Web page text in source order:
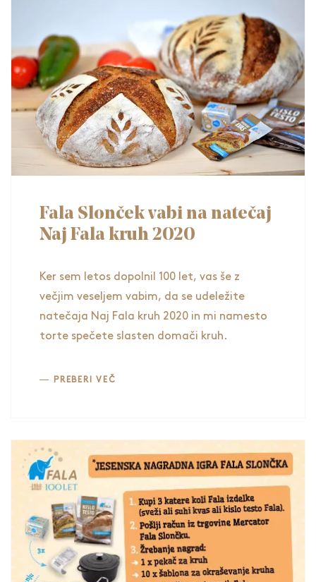
Fala Slonček vabi na natečaj
Naj Fala kruh 2020
Ker sem letos dopolnil 100 let, vas še z
večjim veseljem vabim, da se udeležite
natečaja Naj Fala kruh 2020 in mi namesto
torte spečete slasten domači kruh.
PREBERI VEČ